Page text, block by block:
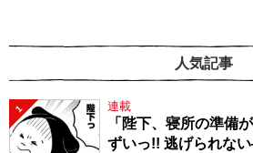
人気記事
1 連載
「陛下、寝所の準備
ずいっ!! 逃げられな